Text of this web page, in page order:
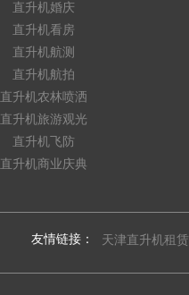
直升机婚庆
直升机看房
直升机航测
直升机航拍
直升机农林喷洒
直升机旅游观光
直升机飞防
直升机商业庆典
友情链接： 天津直升机租赁